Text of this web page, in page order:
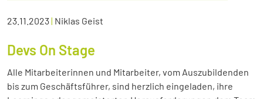
23.11.2023| Niklas Geist
Devs On Stage
Alle Mitarbeiterinnen und Mitarbeiter, vom Auszubildenden
bis zum Geschäftsführer, sind herzlich eingeladen, ihre